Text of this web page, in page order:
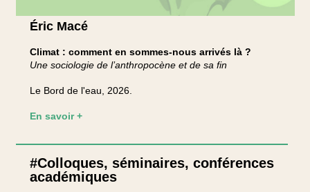
Éric Macé
Climat : comment en sommes-nous arrivés là ?
Une sociologie de l’anthropocène et de sa fin
Le Bord de l'eau, 2026.
En savoir +
#Colloques, séminaires, conférences
académiques